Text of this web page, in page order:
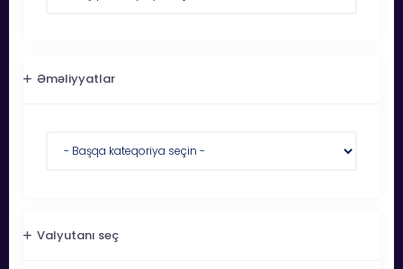
Əməliyyatlar
Valyutanı seç